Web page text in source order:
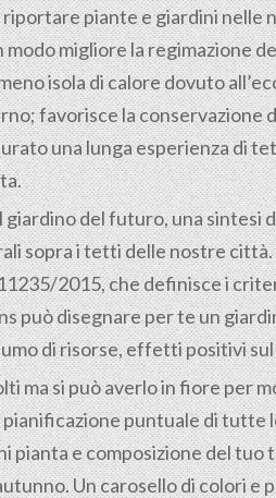
piante e giardini
migliore la regimazione
isola di calore dovuto
favorisce la conservazione
una lunga esperienza di
del futuro, una
sopra i tetti delle nostre
2015, che definisce i
può disegnare per te un
di risorse, effetti positivi
ma si può averlo in fiore per
puntuale di tutte
e composizione del tuo
Un carosello di colori